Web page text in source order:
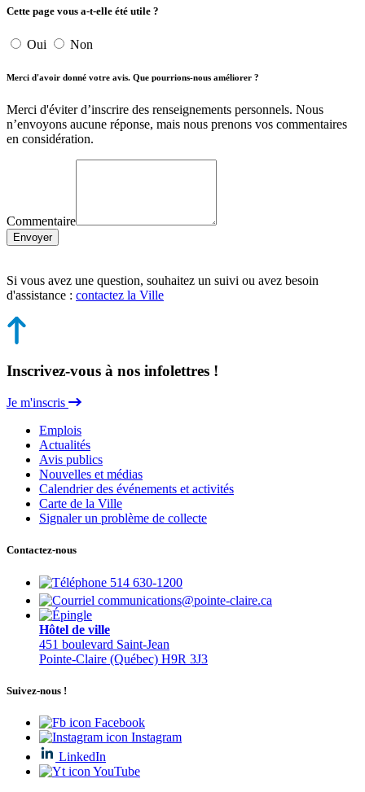
Cette page vous a-t-elle été utile ?
Oui Non
Merci d'avoir donné votre avis. Que pourrions-nous améliorer ?
Merci d'éviter d’inscrire des renseignements personnels. Nous
n’envoyons aucune réponse, mais nous prenons vos commentaires
en considération.
Commentaire
Envoyer
Si vous avez une question, souhaitez un suivi ou avez besoin
d'assistance : contactez la Ville
Inscrivez-vous à nos infolettres !
Je m'inscris
Emplois
Actualités
Avis publics
Nouvelles et médias
Calendrier des événements et activités
Carte de la Ville
Signaler un problème de collecte
Contactez-nous
514 630-1200
communications@pointe-claire.ca
Hôtel de ville
451 boulevard Saint-Jean
Pointe-Claire (Québec) H9R 3J3
Suivez-nous !
Facebook
Instagram
LinkedIn
YouTube